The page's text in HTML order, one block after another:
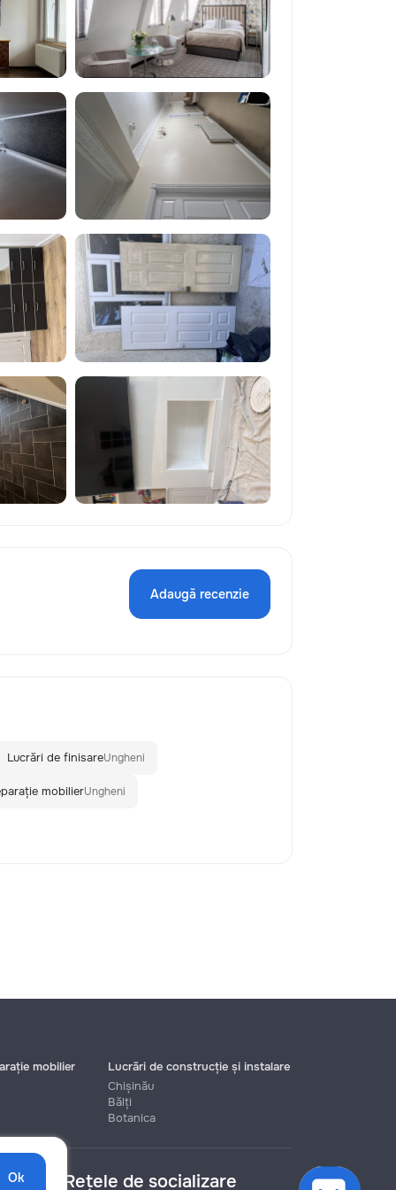
Adaugă recenzie
Lucrări de finisareUngheni
mobilierUngheni
Ok
mobilier
Lucrări de construcție și instalare
Chișinău
Bălți
Botanica
Rețele de socializare